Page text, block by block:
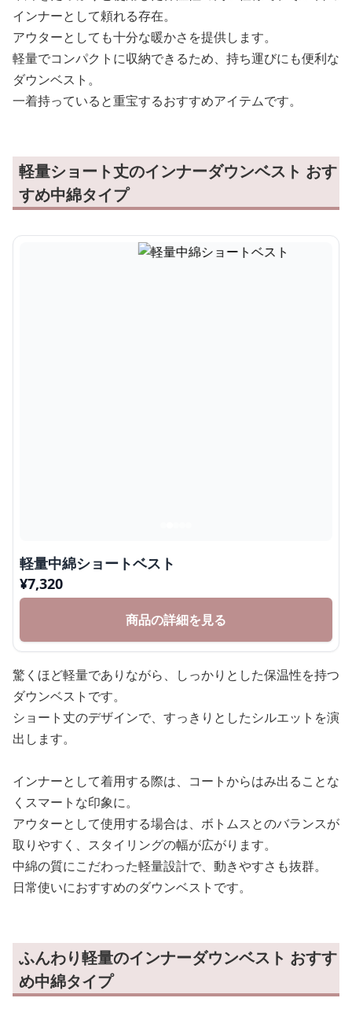
インナーとして頼れる存在。
アウターとしても十分な暖かさを提供します。
軽量でコンパクトに収納できるため、持ち運びにも便利な
ダウンベスト。
一着持っていると重宝するおすすめアイテムです。
軽量ショート丈のインナーダウンベスト おす
すめ中綿タイプ
軽量中綿ショートベスト
¥7,320
商品の詳細を見る
驚くほど軽量でありながら、しっかりとした保温性を持つ
ダウンベストです。
ショート丈のデザインで、すっきりとしたシルエットを演
出します。
インナーとして着用する際は、コートからはみ出ることな
くスマートな印象に。
アウターとして使用する場合は、ボトムスとのバランスが
取りやすく、スタイリングの幅が広がります。
中綿の質にこだわった軽量設計で、動きやすさも抜群。
日常使いにおすすめのダウンベストです。
ふんわり軽量のインナーダウンベスト おすす
め中綿タイプ